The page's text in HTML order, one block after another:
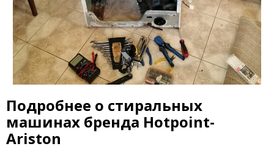
Подробнее о стиральных
машинах бренда Hotpoint-
Ariston